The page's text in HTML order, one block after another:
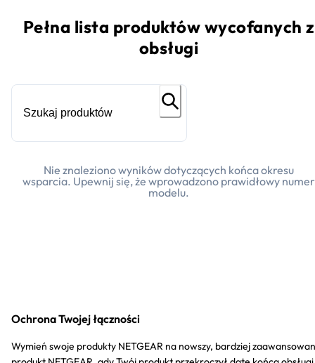
Pełna lista produktów wycofanych z
obsługi
Nie znaleziono wyników dotyczących końca okresu
wsparcia. Upewnij się, że wprowadzono prawidłowy numer
modelu.
Ochrona Twojej łączności
Wymień swoje produkty NETGEAR na nowszy, bardziej